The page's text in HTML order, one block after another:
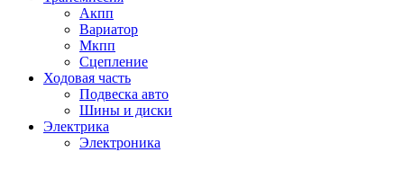
Акпп
Вариатор
Мкпп
Сцепление
Ходовая часть
Подвеска авто
Шины и диски
Электрика
Электроника